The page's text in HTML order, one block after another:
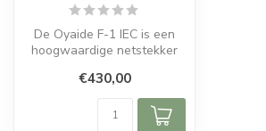
De Oyaide F-1 IEC is een
hoogwaardige netstekker
audiofiel...
€430,00